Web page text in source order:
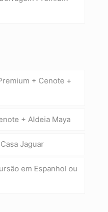
+ Cenote +
+ Aldeia Maya
Jaguar
em Espanhol ou